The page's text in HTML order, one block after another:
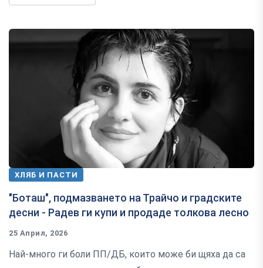
ХЛЯБ И ПАСТИ
"Боташ", подмазването на Трайчо и градските
десни - Радев ги купи и продаде толкова лесно
25 Април, 2026
Най-много ги боли ПП/ДБ, които може би щяха да са